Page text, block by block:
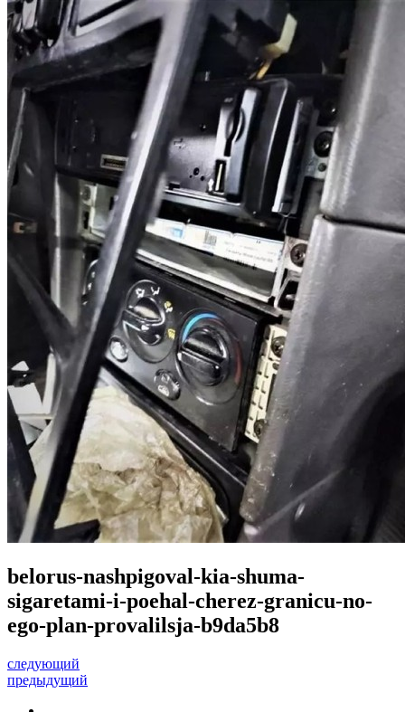
belorus-nashpigoval-kia-shuma-
sigaretami-i-poehal-cherez-granicu-no-
ego-plan-provalilsja-b9da5b8
следующий
предыдущий